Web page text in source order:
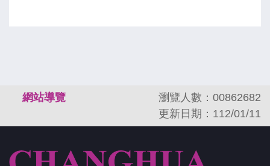
網站導覽
瀏覽人數：00862682
更新日期：112/01/11